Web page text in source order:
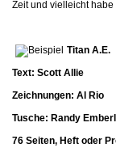
Zeit und vielleicht
Titan A.E.
Text: Scott Allie
Zeichnungen: Al Rio
Tusche: Randy
76 Seiten, Heft oder